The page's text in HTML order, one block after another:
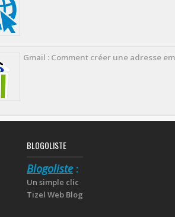
Gmail : Comment créer une adresse
BLOGOLISTE
Blogoliste :
Un simple clic
Tizel Web Blog